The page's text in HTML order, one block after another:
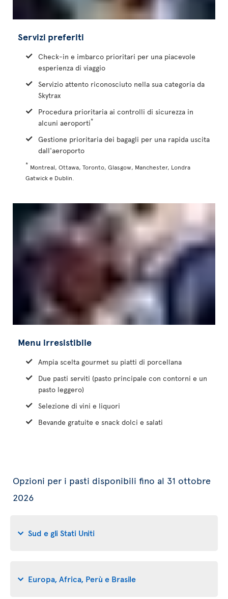
Servizi preferiti
Check-in e imbarco prioritari per una piacevole
esperienza di viaggio
Servizio attento riconosciuto nella sua categoria da
Skytrax
Procedura prioritaria ai controlli di sicurezza in
alcuni aeroporti*
Gestione prioritaria dei bagagli per una rapida uscita
dall'aeroporto
* Montreal, Ottawa, Toronto, Glasgow, Manchester, Londra
Gatwick e Dublin.
Menu irresistibile
Ampia scelta gourmet su piatti di porcellana
Due pasti serviti (pasto principale con contorni e un
pasto leggero)
Selezione di vini e liquori
Bevande gratuite e snack dolci e salati
Opzioni per i pasti disponibili fino al 31 ottobre
2026
Sud e gli Stati Uniti
Europa, Africa, Perù e Brasile